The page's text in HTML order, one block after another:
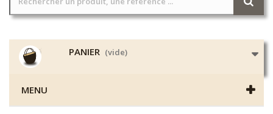
PANIER (vide)
MENU